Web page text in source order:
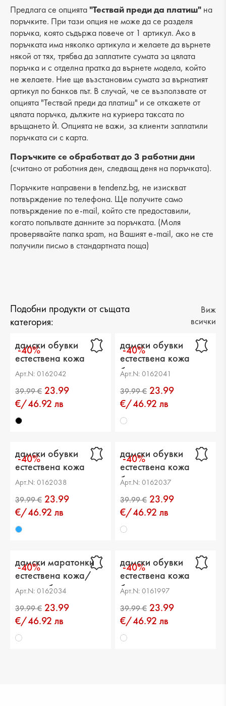
Категория: обувки
Лицев материал: естествена кожа
Хастар: текстил
Ходило/Подметка: платформа
Вид стелка: естествена кожа
Височина подметка: 3 cm
Височина на платформата : 4 cm
Разстояние от петата до горната част: 6 cm
Предлага се опцията"Тествай преди да платиш" на
поръчките. При тази опция не може да се разделя
поръчка, която съдържа повече от 1 артикул. Ако в
поръчката има няколко артикула и желаете да върнете
някой от тях, трябва да заплатите сумата за цялата
поръчка и с отделна пратка да върнете модела, който
не желаете. Ние ще възстановим сумата за върнатият
артикул по банков път. В случай, че се възползвате от
опцията "Тествай преди да платиш" и се откажете от
цялата поръчка, дължите на куриера таксата по
връщането ѝ. Опцията не важи, за клиенти заплатили
поръчката си с карта.
Поръчките се обработват до 3 работни дни
(считано от работния ден, следващ деня на поръчката).
Поръчките направени в tendenz.bg, не изискват
потвърждение по телефона. Ще получите само
потвърждение по e-mail, който сте предоставили,
когато попълвате данните за поръчката. (Моля
проверявайте папка spam, на Вашият e-mail, ако не сте
получили писмо в стандартната поща)
Подобни продукти от същата
категория:
Виж
всички
-40%
дамски обувки
естествена кожа
черни
Арт.N: 0162042
39.99 €
23.99
€/46.92 лв
-40%
дамски обувки
естествена кожа
бели
Арт.N: 0162041
39.99 €
23.99
€/46.92 лв
-40%
дамски обувки
естествена кожа
сини
Арт.N: 0162038
23.99
€/46.92 лв
-40%
дамски обувки
естествена кожа
бели
Арт.N: 0162037
23.99
€/46.92 лв
-40%
дамски маратонки
естествена кожа/
текстил бели
Арт.N: 0162034
23.99
€/46.92 лв
-40%
дамски обувки
естествена кожа
бели
Арт.N: 0161997
23.99
€/46.92 лв